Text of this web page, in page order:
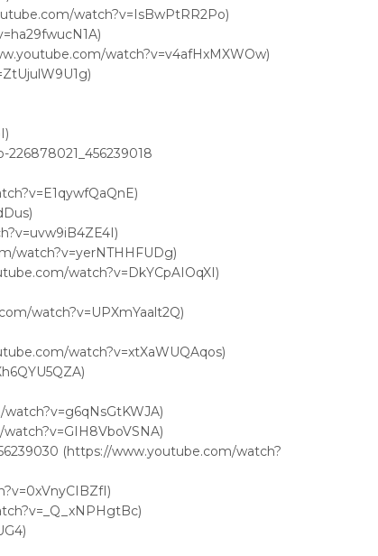
watch?v=IsBwPtRR2Po)
watch?v=v4afHxMXWOw)
watch?v=yerNTHHFUDg)
watch?v=DkYCpAIOqXI)
watch?v=UPXmYaalt2Q)
watch?v=xtXaWUQAqos)
watch?v=g6qNsGtKWJA)
(https://www.youtube.com/watch?